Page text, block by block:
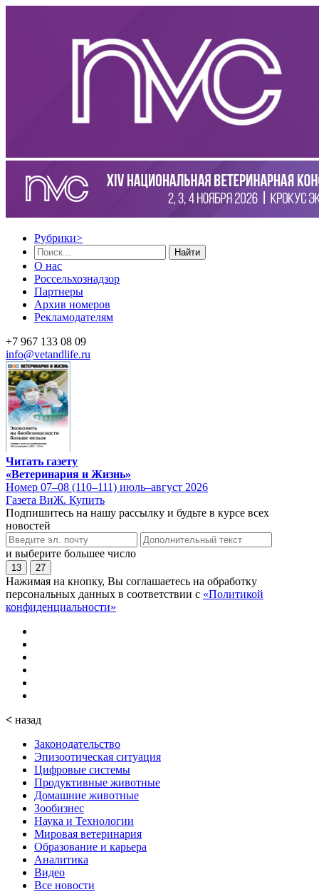
Рубрики>
Найти
О нас
Россельхознадзор
Партнеры
Архив номеров
Рекламодателям
+7 967 133 08 09
info@vetandlife.ru
Читать газету
«Ветеринария и Жизнь»
Номер 07–08 (110–111) июль–август 2026
Газета ВиЖ. Купить
Подпишитесь на нашу рассылку и будьте в курсе всех
новостей
и выберите большее число
13 27
Нажимая на кнопку, Вы соглашаетесь на обработку
персональных данных в соответствии с «Политикой
конфиденциальности»
< назад
Законодательство
Эпизоотическая ситуация
Цифровые системы
Продуктивные животные
Домашние животные
Зообизнес
Наука и Технологии
Мировая ветеринария
Образование и карьера
Аналитика
Видео
Все новости